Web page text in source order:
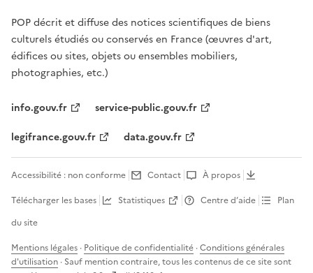
POP décrit et diffuse des notices scientifiques de biens
culturels étudiés ou conservés en France (œuvres d'art,
édifices ou sites, objets ou ensembles mobiliers,
photographies, etc.)
info.gouv.fr
service-public.gouv.fr
legifrance.gouv.fr
data.gouv.fr
Accessibilité : non conforme Contact
À propos
Télécharger les bases
Statistiques Centre d’aide
Plan
du site
Mentions légales · Politique de confidentialité ·Conditions générales
d'utilisation · Sauf mention contraire, tous les contenus de ce site sont